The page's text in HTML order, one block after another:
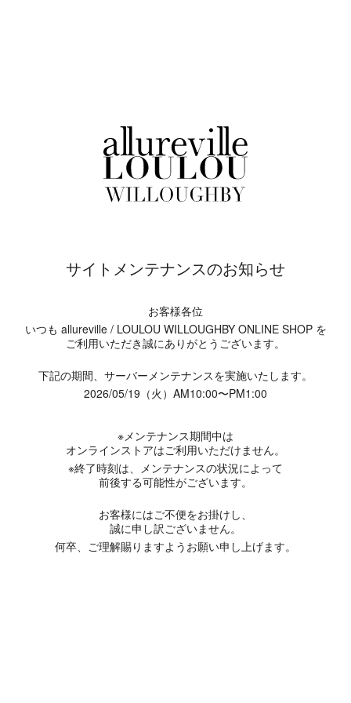
サイトメンテナンスのお知らせ
お客様各位
いつも allureville / LOULOU WILLOUGHBY ONLINE SHOP を
ご利用いただき誠にありがとうございます。
下記の期間、サーバーメンテナンスを実施いたします。
2026/05/19（火）AM10:00〜PM1:00
※メンテナンス期間中は
オンラインストアはご利用いただけません。
※終了時刻は、メンテナンスの状況によって
前後する可能性がございます。
お客様にはご不便をお掛けし、
誠に申し訳ございません。
何卒、ご理解賜りますようお願い申し上げます。